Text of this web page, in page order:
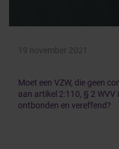
19 november 2021
Moet een VZW, die geen
aan artikel 2:110, § 2 WVV
ontbonden en vereffend?